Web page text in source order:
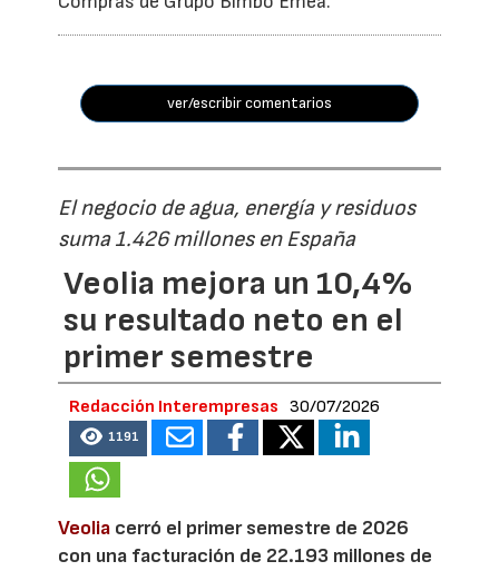
ver/escribir comentarios
El negocio de agua, energía y residuos
suma 1.426 millones en España
Veolia mejora un 10,4%
su resultado neto en el
primer semestre
Redacción Interempresas 30/07/2026
1191
Veolia cerró el primer semestre de 2026
con una facturación de 22.193 millones de